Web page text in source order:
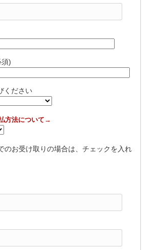
須)
ください
方法について→
のお受け取りの場合は、チェックを入れ